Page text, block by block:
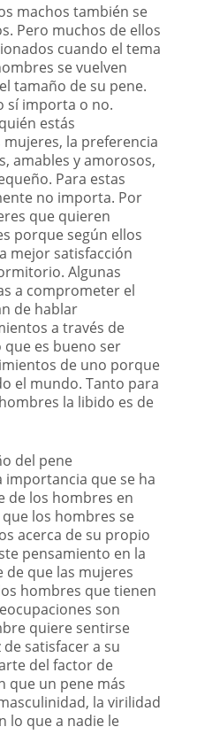
machos también se
Pero muchos de ellos
cuando el tema
se vuelven
tamaño de su pene.
sí importa o no.
estás
la preferencia
amables y amorosos,
Para estas
no importa. Por
que quieren
porque según ellos
mejor satisfacción
Algunas
a comprometer el
de hablar
a través de
es bueno ser
de uno porque
el mundo. Tanto para
la libido es de
del pene
que se ha
de los hombres en
los hombres se
acerca de su propio
pensamiento en la
que las mujeres
hombres que tienen
son
quiere sentirse
satisfacer a su
del factor de
que un pene más
la virilidad
lo que a nadie le